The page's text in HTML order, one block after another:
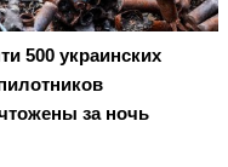
500 украинских
за ночь